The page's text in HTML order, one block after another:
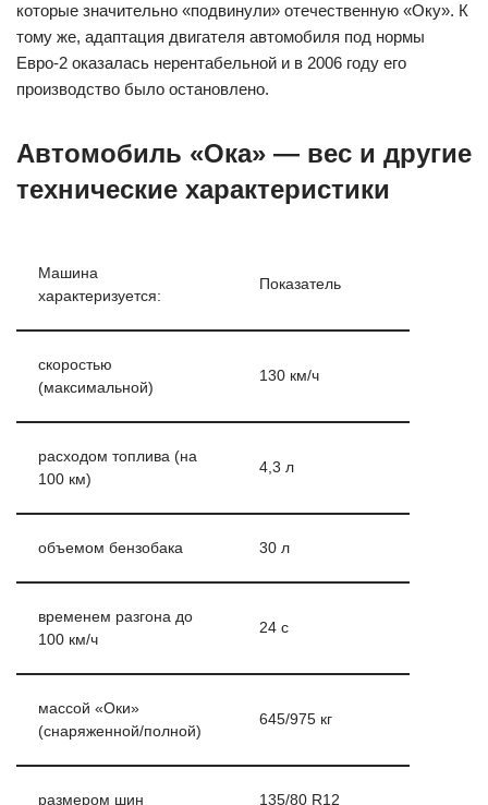
которые значительно «подвинули» отечественную «Оку». К
тому же, адаптация двигателя автомобиля под нормы
Евро-2 оказалась нерентабельной и в 2006 году его
производство было остановлено.
Автомобиль «Ока» — вес и другие
технические характеристики
Машина
характеризуется:
Показатель
скоростью
(максимальной)
130 км/ч
расходом топлива (на
100 км)
4,3 л
объемом бензобака 30 л
временем разгона до
100 км/ч
24 с
массой «Оки»
(снаряженной/полной)
645/975 кг
размером шин 135/80 R12